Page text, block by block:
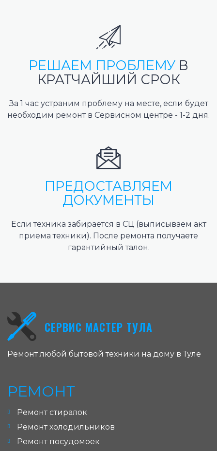
РЕШАЕМ ПРОБЛЕМУ В
КРАТЧАЙШИЙ СРОК
За 1 час устраним проблему на месте, если будет
необходим ремонт в Сервисном центре - 1-2 дня.
ПРЕДОСТАВЛЯЕМ
ДОКУМЕНТЫ
Если техника забирается в СЦ (выписываем акт
приема техники). После ремонта получаете
гарантийный талон.
СЕРВИС МАСТЕР ТУЛА
Ремонт любой бытовой техники на дому в Туле
РЕМОНТ
Ремонт стиралок
Ремонт холодильников
Ремонт посудомоек